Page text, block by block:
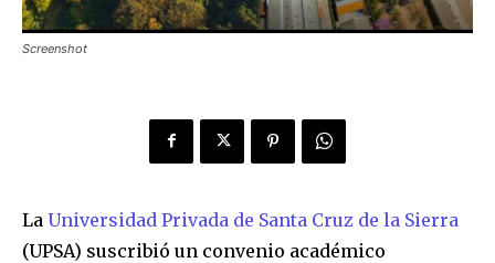
Screenshot
La Universidad Privada de Santa Cruz de la Sierra
(UPSA) suscribió un convenio académico